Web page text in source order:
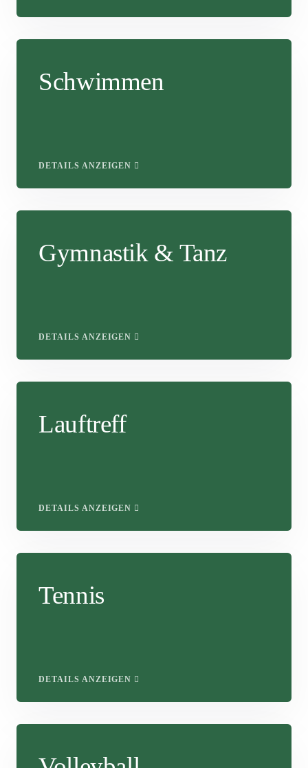
Schwimmen
DETAILS ANZEIGEN
Gymnastik & Tanz
DETAILS ANZEIGEN
Lauftreff
DETAILS ANZEIGEN
Tennis
DETAILS ANZEIGEN